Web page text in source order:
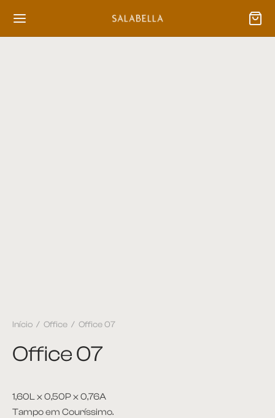
Início / Office / Office 07
Office 07
1,60L x 0,50P x 0,76A
Tampo em Couríssimo.